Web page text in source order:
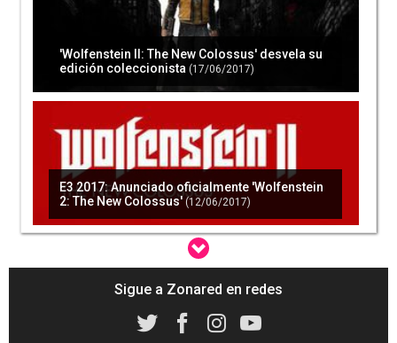
'Wolfenstein II: The New Colossus' desvela su
edición coleccionista (17/06/2017)
E3 2017: Anunciado oficialmente 'Wolfenstein
2: The New Colossus' (12/06/2017)
E3 2017 - Bethesda anuncia Creation Club para
aportar contenido a viejos juegos
Sigue a Zonared en redes